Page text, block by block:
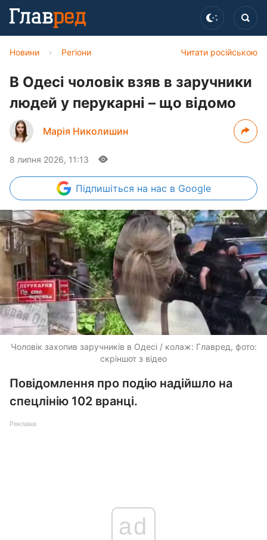
Читати російською
Новини › Регіони
В Одесі чоловік взяв в заручники
людей у перукарні – що відомо
Марія Николишин
8 липня 2026, 11:13
Підпишіться на нас в Google
Чоловік захопив заручників в Одесі / колаж: Главред, фото:
скріншот з відео
Повідомлення про подію надійшло на
спецлінію 102 вранці.
Реклама
ad